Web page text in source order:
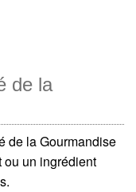
de la
de la Gourmandise
un ingrédient